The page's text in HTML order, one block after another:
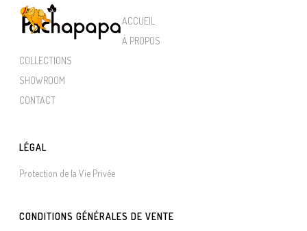
ACCUEIL
À PROPOS
COLLECTIONS
SHOWROOM
CONTACT
LÉGAL
Protection de la Vie Privée
CONDITIONS GÉNÉRALES DE VENTE